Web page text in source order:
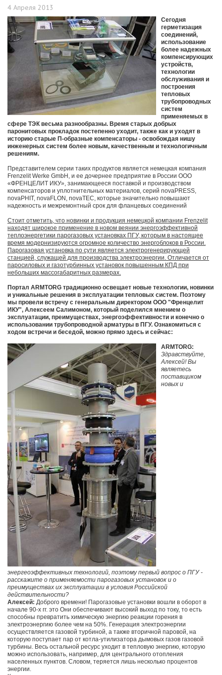
4 Апреля 2013
Сегодня
герметизация
соединений,
использование
более надежных
компенсирующих
устройств,
технологии
обслуживания и
построения
тепловых
трубопроводных
систем
применяемых в
сфере ТЭК весьма разнообразны. Время старых добрых
паронитовых прокладок постепенно уходит, также как и уходят в
историю старые П-образные компенсаторы - освобождая нишу
инженерных систем более новым, качественным и технологичным
решениям.
Представителем серии таких продуктов является немецкая компания
Frenzelit Werke GmbH, и ее дочернее предприятие в России ООО
«ФРЕНЦЕЛИТ ИКУ», занимающееся поставкой и производством
компенсаторов и уплотнительных материалов, серий novaPRESS,
novaPHIT, novaFLON, novaTEC, которые значительно повышают
надежность и межремонтный срок для фланцевых соединений
Стоит отметить, что новинки и продукция немецкой компании Frenzelit
находят широкое применение в новом веянии энергоэффективной
теплоэнергетики парогазовых установках ПГУ, которым в настоящее
время модернизируются огромное количество энергоблоков в России.
Парогазовая установка по сути является электрогенерирующей
станцией, служащей для производства электроэнергии. Отличается от
паросиловых и газотурбинных установок повышенным КПД при
небольших массогабаритных размерах.
Портал ARMTORG традиционно освещает новые технологии, новинки
и уникальные решения в эксплуатации тепловых систем. Поэтому
мы провели встречу с генеральным директором ООО "Френцелит
ИКУ", Алексеем Салимоном, который поделился мнением о
эксплуатации, преимуществах, энергоэффективности и конечно о
использовании трубопроводной арматуры в ПГУ. Ознакомиться с
ходом встречи и беседой, можно прямо здесь и сейчас:
ARMTORG:
Здравствуйте,
Алексей! Вы
являетесь
поставщиком
новых и
энергеоэффективных технологий, поэтому первый вопрос о ПГУ -
расскажите о применяемости парогазовых установок и о
преимуществах их эксплуатации в условия Российской
действительности?
Алексей: Доброго времени! Парогазовые установки вошли в оборот в
начале 90-х гг. это Они обеспечивают высокий выход по току, то есть
способны превратить химическую энергию реакции горения в
электроэнергию более чем на 50%. Генерация электроэнергии
осуществляется газовой турбиной, а также вторичной паровой, на
которую поступает пар от котла-утилизатора дымовых газов газовой
турбины. Весь остальной ресурс уходит в тепловую энергию, которую
можно использовать, например, для центрального отопления
населенных пунктов. Словом, теряется лишь несколько процентов
энергии.